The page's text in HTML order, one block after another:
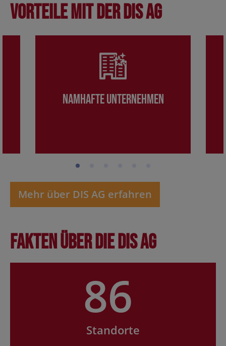
Vorteile mit der DIS AG
Namhafte Unternehmen
Mehr über DIS AG erfahren
Fakten über die DIS AG
86
Standorte